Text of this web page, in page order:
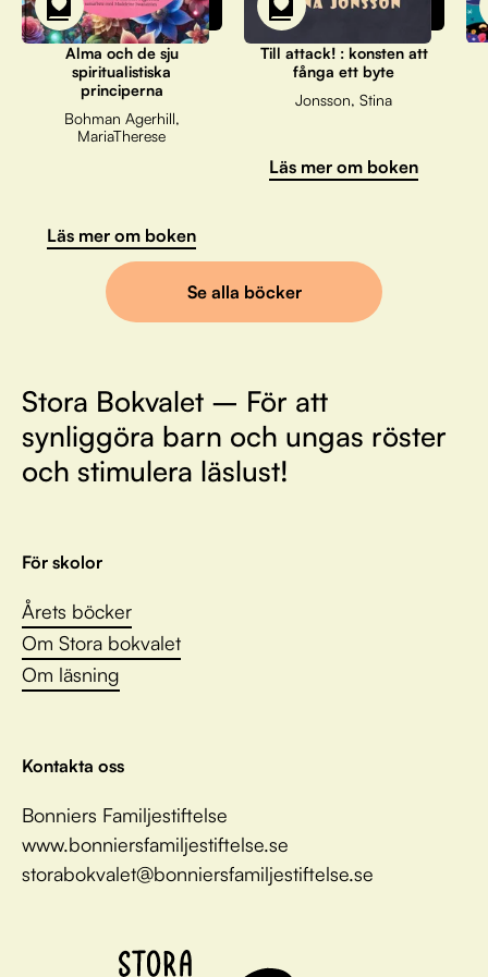
Alma och de sju
spiritualistiska
principerna
Bohman Agerhill,
MariaTherese
Läs mer om boken
Till attack! : konsten att
fånga ett byte
Jonsson, Stina
Läs mer om boken
Se alla böcker
Stora Bokvalet – För att
synliggöra barn och ungas röster
och stimulera läslust!
För skolor
Årets böcker
Om Stora bokvalet
Om läsning
Kontakta oss
Bonniers Familjestiftelse
www.bonniersfamiljestiftelse.se
storabokvalet@bonniersfamiljestiftelse.se